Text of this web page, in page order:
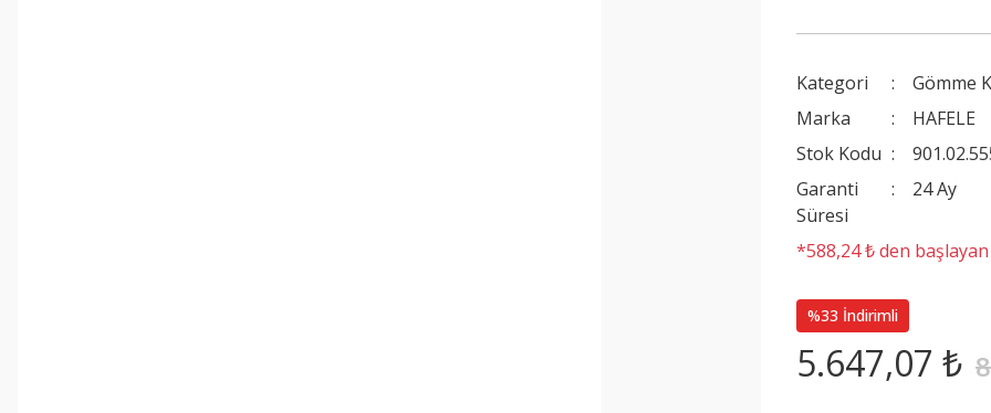
Kategori
Gömme
Marka
HAFELE
Stok Kodu
Garanti
Süresi
24 Ay
*588,24 ₺ den
%33 İndirimli
5.647,07 ₺